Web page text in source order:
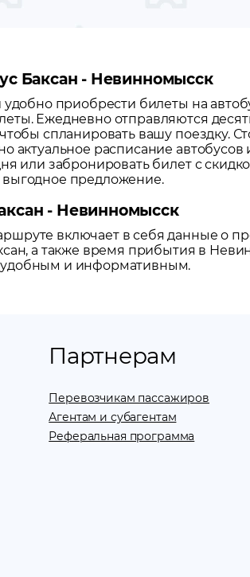
Баксан - Невинномысск
удобно приобрести билеты на
Ежедневно отправляются
спланировать вашу поездку.
актуальное расписание автобусов
или забронировать билет с
предложение.
- Невинномысск
включает в себя данные о
, а также время прибытия в
и информативным.
Партнерам
Перевозчикам пассажиров
Агентам и субагентам
Реферальная программа